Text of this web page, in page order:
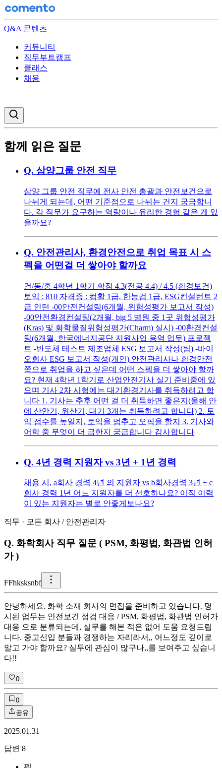
Q&A 콘텐츠
커뮤니티
직무부트캠프
클래스
채용
함께 읽은 질문
Q. 삼양그룹 안전 직무
삼양 그룹 안전 직무에 전사 안전 총괄과 안전보건으로
나뉘게 되는데, 어떤 기준점으로 나뉘는 건지 궁금합니
다. 각 직무가 요구하는 역량이나 유리한 경험 같은 게 있
을까요?
Q. 안전관리사, 환경안전으로 취업 목표 시 스
펙을 어떤걸 더 쌓아야 할까요
건/동/홍 4학년 1학기 학점 4.3(전공 4.4) / 4.5 (환경보건)
토익 : 810 자격증 : 컴활 1급, 한능검 1급, ESG컨설턴트 2
급 인턴 -00안전컨설팅(6개월, 위험성평가 보고서 작성)
-00안전환경컨설팅(2개월, big 5 병원 중 1곳 위험성평가
(Kras) 및 화학물질위험성평가(Charm) 실시) -00환경컨설
팅(6개월, 한국에너지공단 지원사업 용역 업무) 프로젝
트 -반도체 테스트 제조업체 ESG 보고서 작성(팀) -바이
오회사 ESG 보고서 작성(개인) 안전관리사나 환경안전
쪽으로 취업을 하고 싶은데 어떤 스펙을 더 쌓아야 할까
요? 현재 4학년 1학기로 산업안전기사 실기 준비중에 있
으며 기사 2차 시험에는 대기환경기사를 취득하려고 합
니다 1. 기사는 추후 어떤 걸 더 취득하면 좋은지(올해 안
에 산안기, 위산기, 대기 3개는 취득하려고 합니다) 2. 토
익 점수를 높일지, 토익을 멈추고 오픽을 할지 3. 기사와
어학 중 무엇이 더 급한지 궁급합니다 감사합니다
Q. 4년 경력 지원자 vs 3년 + 1년 경력
채용 시, a회사 경력 4년 의 지원자 vs b회사경력 3년 + c
회사 경력 1년 어느 지원자를 더 선호하나요? 이직 이력
이 있는 지원자는 별로 안좋게보나요?
직무 · 모든 회사 / 안전관리자
Q. 화학회사 직무 질문 ( PSM, 화평법, 화관법 인허
가 )
FFhksksnbf
안녕하세요. 화학 소재 회사의 면접을 준비하고 있습니다. 명
시된 업무는 안전보건 점검 대응 / PSM, 화평법, 화관법 인허가
대응 으로 분류되는데, 실무를 해본 적은 없어 도움 요청드립
니다. 중고신입 분들과 경쟁하는 자리라서,, 어느정도 깊이로
알고 가야 할까요? 실무에 관심이 많구나,,를 보여주고 싶습니
다!!
0
0
공유
2025.01.31
답변 8